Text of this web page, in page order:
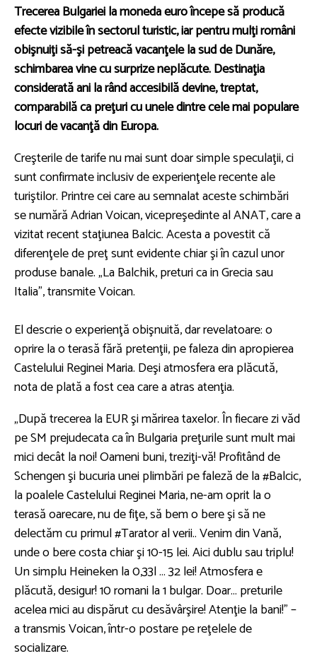
Trecerea Bulgariei la moneda euro începe să producă
efecte vizibile în sectorul turistic, iar pentru mulţi români
obişnuiţi să-şi petreacă vacanţele la sud de Dunăre,
schimbarea vine cu surprize neplăcute. Destinaţia
considerată ani la rând accesibilă devine, treptat,
comparabilă ca preţuri cu unele dintre cele mai populare
locuri de vacanţă din Europa.
Creşterile de tarife nu mai sunt doar simple speculaţii, ci
sunt confirmate inclusiv de experienţele recente ale
turiştilor. Printre cei care au semnalat aceste schimbări
se numără Adrian Voican, vicepreşedinte al ANAT, care a
vizitat recent staţiunea Balcic. Acesta a povestit că
diferenţele de preţ sunt evidente chiar şi în cazul unor
produse banale. „La Balchik, preturi ca in Grecia sau
Italia”, transmite Voican.
El descrie o experienţă obişnuită, dar revelatoare: o
oprire la o terasă fără pretenţii, pe faleza din apropierea
Castelului Reginei Maria. Deşi atmosfera era plăcută,
nota de plată a fost cea care a atras atenţia.
„După trecerea la EUR şi mărirea taxelor. În fiecare zi văd
pe SM prejudecata ca în Bulgaria preţurile sunt mult mai
mici decât la noi! Oameni buni, treziţi-vă! Profitând de
Schengen şi bucuria unei plimbări pe faleză de la #Balcic,
la poalele Castelului Reginei Maria, ne-am oprit la o
terasă oarecare, nu de fiţe, să bem o bere şi să ne
delectăm cu primul #Tarator al verii.. Venim din Vană,
unde o bere costa chiar şi 10-15 lei. Aici dublu sau triplu!
Un simplu Heineken la 0,33l … 32 lei! Atmosfera e
plăcută, desigur! 10 romani la 1 bulgar. Doar… preturile
acelea mici au dispărut cu desăvârşire! Atenţie la bani!” –
a transmis Voican, într-o postare pe reţelele de
socializare.